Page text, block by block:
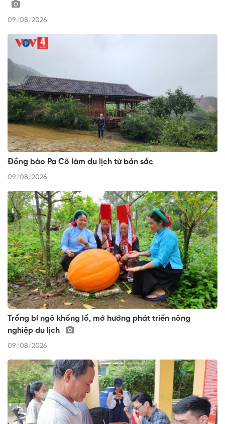
09/08/2026
Đồng bào Pa Cô làm du lịch từ bản sắc
09/08/2026
Trồng bí ngô khổng lồ, mở hướng phát triển nông
nghiệp du lịch
09/08/2026